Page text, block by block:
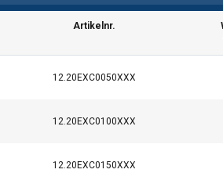
Artikelnr.
12.20EXC0050XXX
12.20EXC0100XXX
12.20EXC0150XXX
except material
Veiligheidsfactor:
Deze website
We gebruiken
delen ook
uw gebruik van hun